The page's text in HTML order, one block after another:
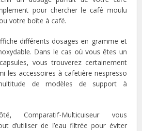
pour chercher le café moulu
votre boîte à café.
différents dosages en gramme et
Dans le cas où vous êtes un
vous trouverez certainement
les accessoires à cafetière nespresso
de modèles de support à
Comparatif-Multicuiseur vous
d’utiliser de l’eau filtrée pour éviter